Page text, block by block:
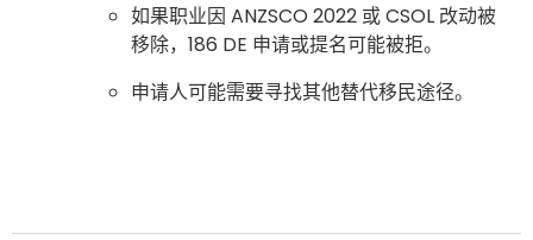
如果职业因 ANZSCO 2022 或 CSOL 改动被
移除，186 DE 申请或提名可能被拒。
申请人可能需要寻找其他替代移民途径。